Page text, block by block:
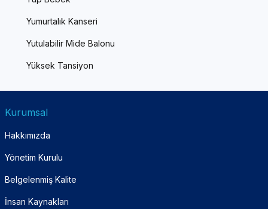
Yumurtalık Kanseri
Yutulabilir Mide Balonu
Yüksek Tansiyon
Kurumsal
Hakkımızda
Yönetim Kurulu
Belgelenmiş Kalite
İnsan Kaynakları